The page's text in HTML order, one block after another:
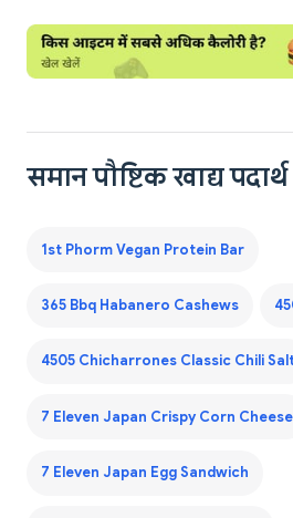
समान पौष्टिक खाद्य पदार्थ
1st Phorm Vegan Protein Bar
365 Bbq Habanero Cashews
4505 Chicharrones Classic Chili
7 Eleven Japan Crispy Corn Cheese
7 Eleven Japan Egg Sandwich